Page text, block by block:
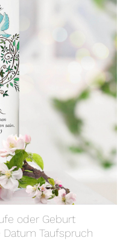
oder Geburt
Taufspruch